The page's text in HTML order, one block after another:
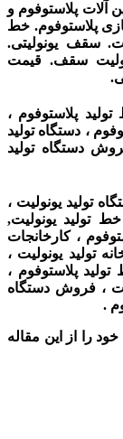
آلات پلاستوفوم و
پلاستوفوم. خط
سقف یونولیتی.
سقف. قیمت
پلاستوفوم ،
، دستگاه تولید
دستگاه تولید
تولید یونولیت ،
تولید یونولیت,
، کارخانجات
تولید یونولیت ،
پلاستوفوم ،
،فروش دستگاه
.
را از این مقاله